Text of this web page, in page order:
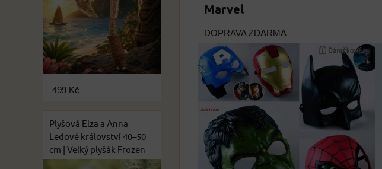
Marvel
DOPRAVA ZDARMA
499 Kč
Plyšová Elza a Anna
Ledové království 40–50
cm | Velký plyšák Frozen